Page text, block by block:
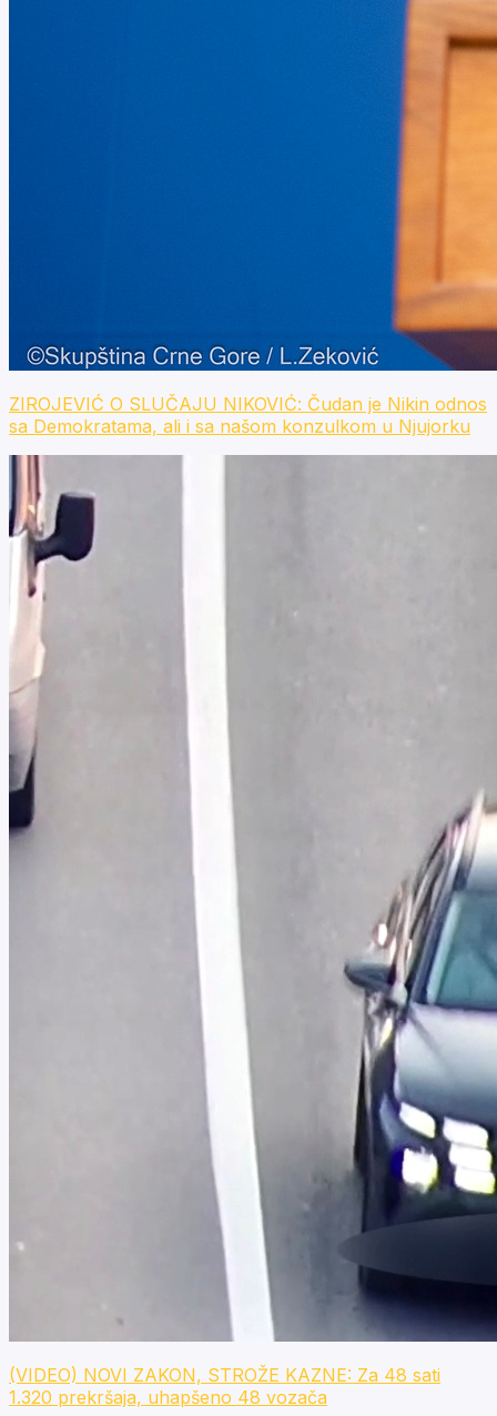
ZIROJEVIĆ O SLUČAJU NIKOVIĆ: Čudan je Nikin odnos
sa Demokratama, ali i sa našom konzulkom u Njujorku
(VIDEO) NOVI ZAKON, STROŽE KAZNE: Za 48 sati
1.320 prekršaja, uhapšeno 48 vozača